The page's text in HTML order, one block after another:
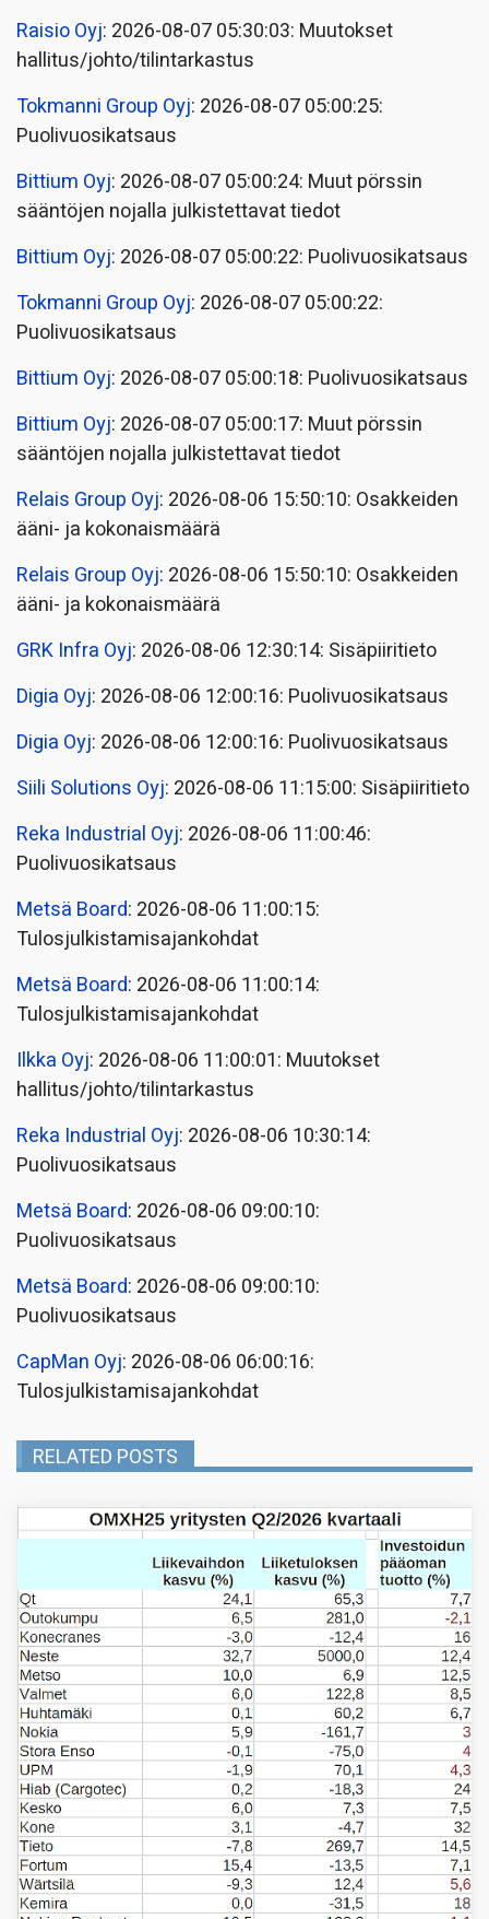
Raisio Oyj: 2026-08-07 05:30:03: Muutokset
hallitus/johto/tilintarkastus
Tokmanni Group Oyj: 2026-08-07 05:00:25:
Puolivuosikatsaus
Bittium Oyj: 2026-08-07 05:00:24: Muut pörssin
sääntöjen nojalla julkistettavat tiedot
Bittium Oyj: 2026-08-07 05:00:22: Puolivuosikatsaus
Tokmanni Group Oyj: 2026-08-07 05:00:22:
Puolivuosikatsaus
Bittium Oyj: 2026-08-07 05:00:18: Puolivuosikatsaus
Bittium Oyj: 2026-08-07 05:00:17: Muut pörssin
sääntöjen nojalla julkistettavat tiedot
Relais Group Oyj: 2026-08-06 15:50:10: Osakkeiden
ääni- ja kokonaismäärä
Relais Group Oyj: 2026-08-06 15:50:10: Osakkeiden
ääni- ja kokonaismäärä
GRK Infra Oyj: 2026-08-06 12:30:14: Sisäpiiritieto
Digia Oyj: 2026-08-06 12:00:16: Puolivuosikatsaus
Digia Oyj: 2026-08-06 12:00:16: Puolivuosikatsaus
Siili Solutions Oyj: 2026-08-06 11:15:00: Sisäpiiritieto
Reka Industrial Oyj: 2026-08-06 11:00:46:
Puolivuosikatsaus
Metsä Board: 2026-08-06 11:00:15:
Tulosjulkistamisajankohdat
Metsä Board: 2026-08-06 11:00:14:
Tulosjulkistamisajankohdat
Ilkka Oyj: 2026-08-06 11:00:01: Muutokset
hallitus/johto/tilintarkastus
Reka Industrial Oyj: 2026-08-06 10:30:14:
Puolivuosikatsaus
Metsä Board: 2026-08-06 09:00:10:
Puolivuosikatsaus
Metsä Board: 2026-08-06 09:00:10:
Puolivuosikatsaus
CapMan Oyj: 2026-08-06 06:00:16:
Tulosjulkistamisajankohdat
RELATED POSTS